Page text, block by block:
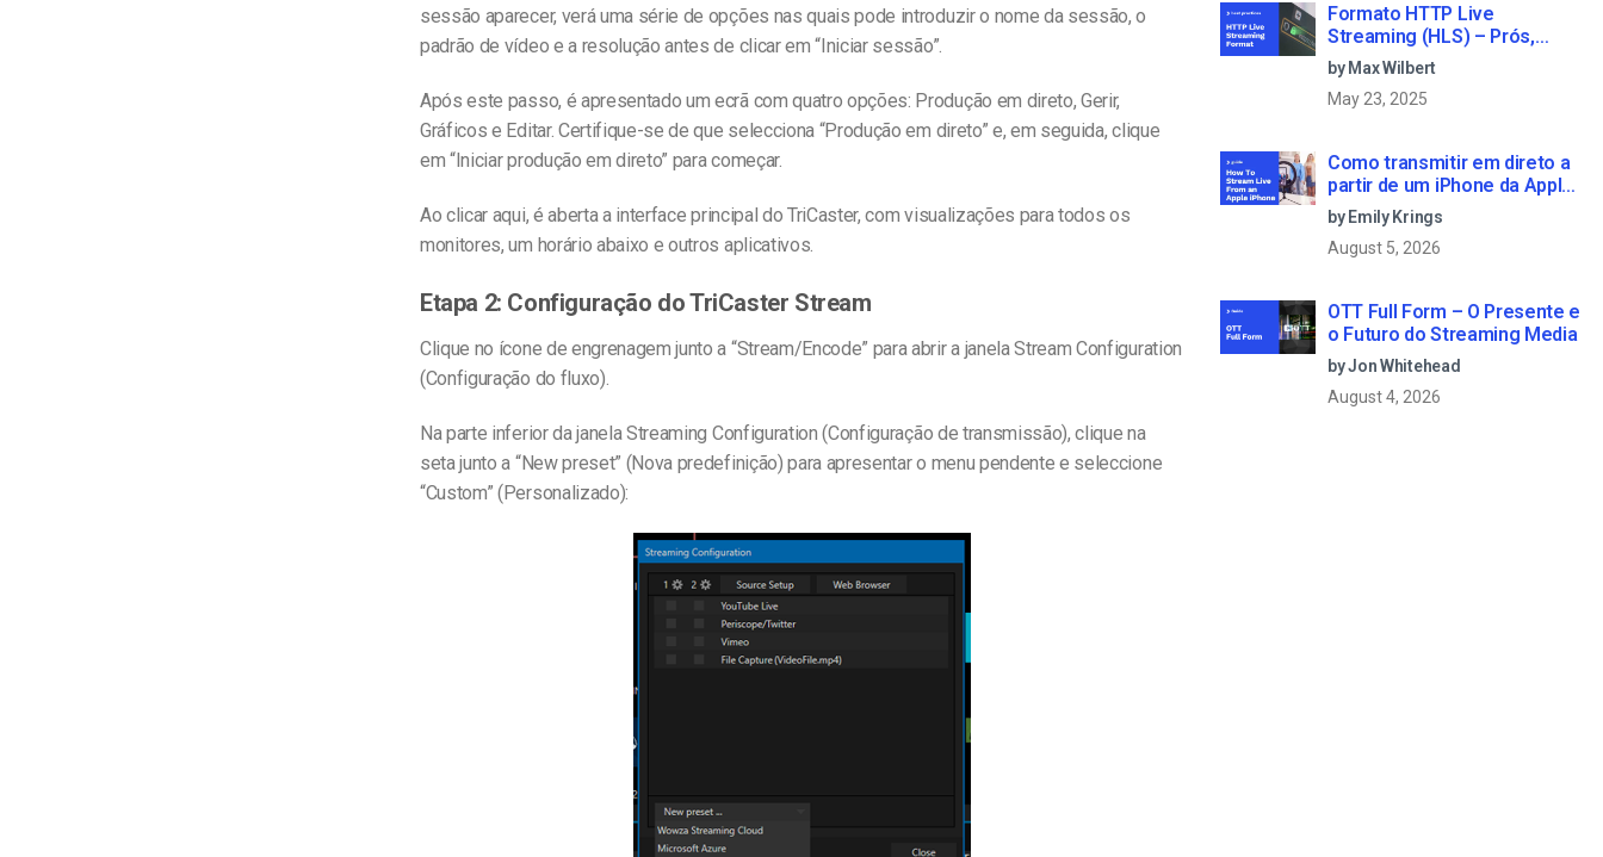
sessão aparecer, verá uma série de opções nas quais pode introduzir o nome da sessão, o
padrão de vídeo e a resolução antes de clicar em “Iniciar sessão”.
Após este passo, é apresentado um ecrã com quatro opções: Produção em direto, Gerir,
Gráficos e Editar. Certifique-se de que selecciona “Produção em direto” e, em seguida, clique
em “Iniciar produção em direto” para começar.
Ao clicar aqui, é aberta a interface principal do TriCaster, com visualizações para todos os
monitores, um horário abaixo e outros aplicativos.
Etapa 2: Configuração do TriCaster Stream
Clique no ícone de engrenagem junto a “Stream/Encode” para abrir a janela Stream Configuration
(Configuração do fluxo).
Na parte inferior da janela Streaming Configuration (Configuração de transmissão), clique na
seta junto a “New preset” (Nova predefinição) para apresentar o menu pendente e seleccione
“Custom” (Personalizado):
Formato HTTP Live
Streaming (HLS) – Prós,
contras e como funciona
by Max Wilbert
May 23, 2025
Como transmitir em direto a
partir de um iPhone da Apple
em 6 passos simples
by Emily Krings
August 5, 2026
OTT Full Form – O Presente e
o Futuro do Streaming Media
by Jon Whitehead
August 4, 2026